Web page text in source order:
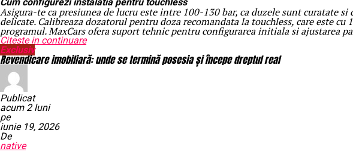
Asigura-te ca presiunea de lucru este intre 100-130 bar, ca duzele sunt curatate
delicate. Calibreaza dozatorul pentru doza recomandata la touchless, care este
programul. MaxCars ofera suport tehnic pentru configurarea initiala si ajustarea
Citeste in continuare
Exclusiv
Revendicare imobiliară: unde se termină posesia și începe dreptul real
Publicat
acum 2 luni
pe
iunie 19, 2026
De
native